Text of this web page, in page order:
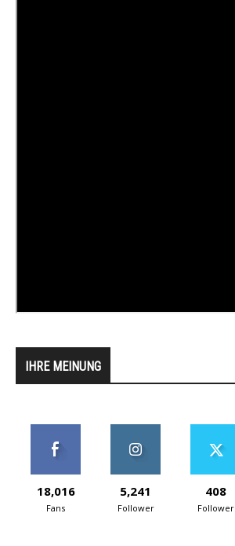
IHRE MEINUNG
18,016
Fans
5,241
Follower
408
Follower